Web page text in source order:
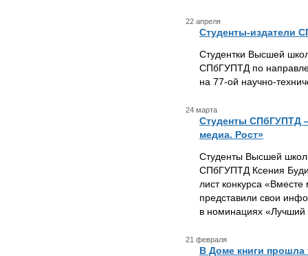
22 апреля
Студенты-издатели
Студентки Высшей
СПбГУПТД по
на 77-ой научно-
24 марта
Студенты СПбГУПТД
медиа. Рост»
Студенты Высшей
СПбГУПТД Ксения
лист конкурса
представили свои
в номинациях «Лучший
21 февраля
В Доме книги прошла